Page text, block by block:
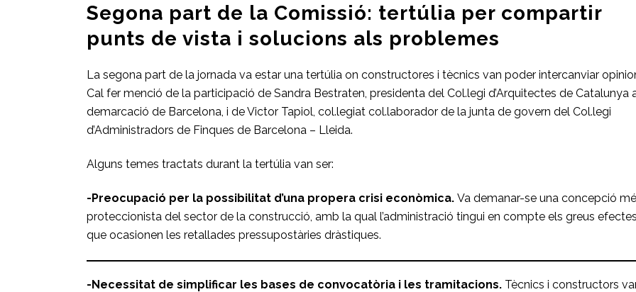
Segona part de la Comissió: tertúlia per compartir
punts de vista i solucions als problemes
La segona part de la jornada va estar una tertúlia on constructores i tècnics van poder intercanviar
Cal fer menció de la participació de Sandra Bestraten, presidenta del Col.legi d’Arquitectes de Catalunya
demarcació de Barcelona, i de Victor Tapiol, col.legiat col.laborador de la junta de govern del Col.legi
d’Administradors de Finques de Barcelona – Lleida.
Alguns temes tractats durant la tertúlia van ser:
-Preocupació per la possibilitat d’una propera crisi econòmica. Va demanar-se una concepció
proteccionista del sector de la construcció, amb la qual l’administració tingui en compte els greus
que ocasionen les retallades pressupostàries dràstiques.
-Necessitat de simplificar les bases de convocatòria i les tramitacions. Tècnics i constructors